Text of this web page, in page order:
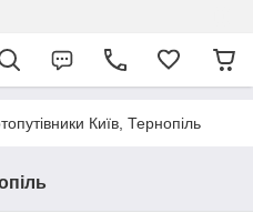
Київ, Тернопіль